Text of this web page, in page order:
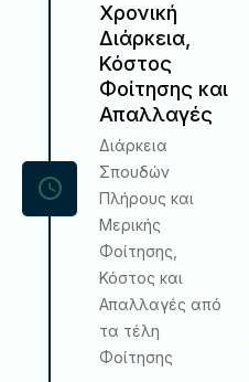
Χρονική
Διάρκεια,
Κόστος
Φοίτησης και
Απαλλαγές
Διάρκεια
Σπουδών
Πλήρους και
Μερικής
Φοίτησης,
Κόστος και
Απαλλαγές από
τα τέλη
Φοίτησης